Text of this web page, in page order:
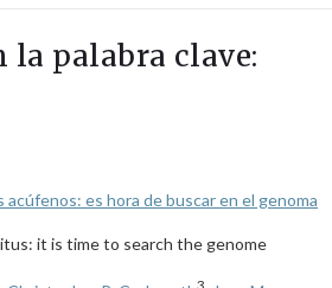
la palabra clave:
acúfenos: es hora de buscar en el genoma
it is time to search the genome
3